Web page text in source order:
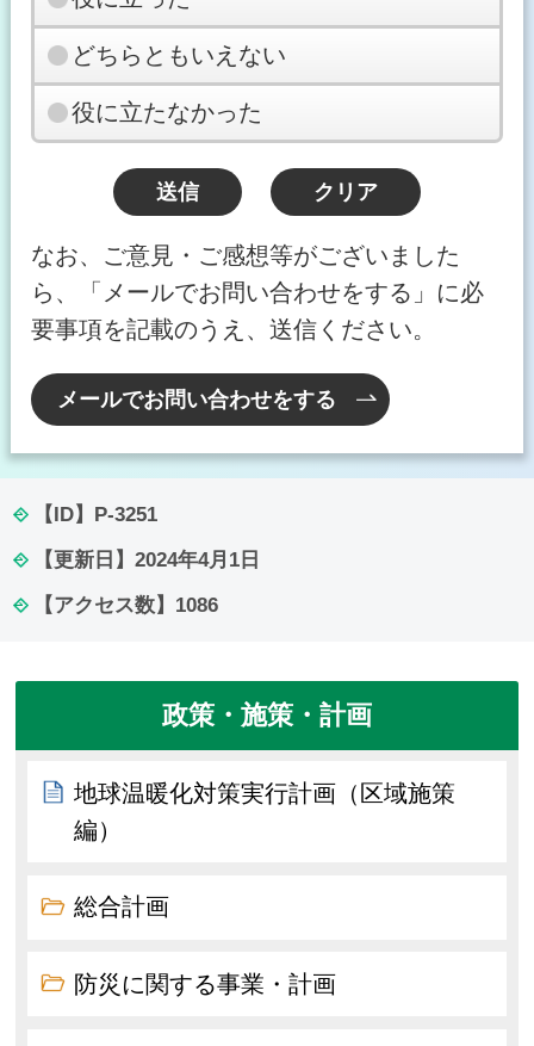
どちらともいえない
役に立たなかった
なお、ご意見・ご感想等がございました
ら、「メールでお問い合わせをする」に必
要事項を記載のうえ、送信ください。
メールでお問い合わせをする
【ID】 P-3251
【更新日】 2024年4月1日
【アクセス数】 1086
政策・施策・計画
地球温暖化対策実行計画（区域施策
編）
総合計画
防災に関する事業・計画